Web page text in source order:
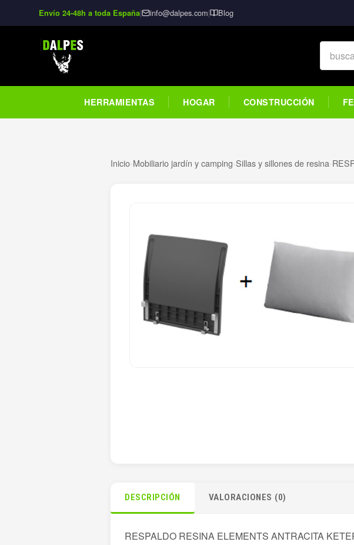
Envío 24-48h a toda España| info@dalpes.com| Blog
HERRAMIENTAS HOGAR CONSTRUCCIÓN
Inicio›Mobiliario jardín y camping›Sillas y sillones de resina›
DESCRIPCIÓN VALORACIONES (0)
RESPALDO RESINA ELEMENTS ANTRACITA